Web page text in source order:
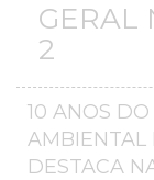
GERAL
2
10 ANOS
AMBIENTAL
DESTACA